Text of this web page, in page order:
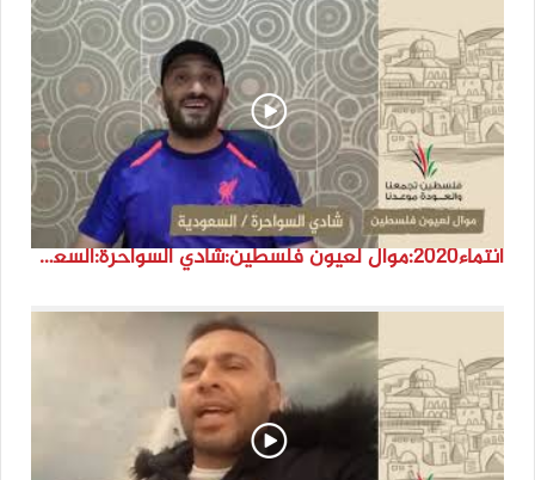
انتماء2020:موال لعيون فلسطين:شادي السواحرة:السعودية